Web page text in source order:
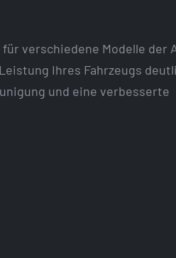
verschiedene Modelle der
Ihres Fahrzeugs
und eine verbesserte